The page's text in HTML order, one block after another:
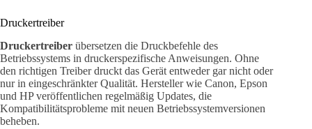
Druckertreiber
Druckertreiber übersetzen die Druckbefehle des
Betriebssystems in druckerspezifische Anweisungen. Ohne
den richtigen Treiber druckt das Gerät entweder gar nicht oder
nur in eingeschränkter Qualität. Hersteller wie Canon, Epson
und HP veröffentlichen regelmäßig Updates, die
Kompatibilitätsprobleme mit neuen Betriebssystemversionen
beheben.